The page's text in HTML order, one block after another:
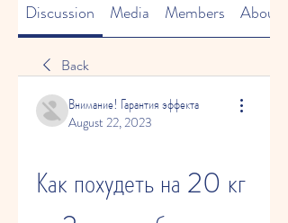
Discussion Media Members About
Back
Внимание! Гарантия эффекта
August 22, 2023
Как похудеть на 20 кг